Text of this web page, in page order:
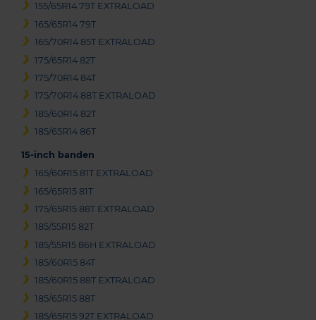
155/65R14 79T EXTRALOAD
165/65R14 79T
165/70R14 85T EXTRALOAD
175/65R14 82T
175/70R14 84T
175/70R14 88T EXTRALOAD
185/60R14 82T
185/65R14 86T
15-inch banden
165/60R15 81T EXTRALOAD
165/65R15 81T
175/65R15 88T EXTRALOAD
185/55R15 82T
185/55R15 86H EXTRALOAD
185/60R15 84T
185/60R15 88T EXTRALOAD
185/65R15 88T
185/65R15 92T EXTRALOAD